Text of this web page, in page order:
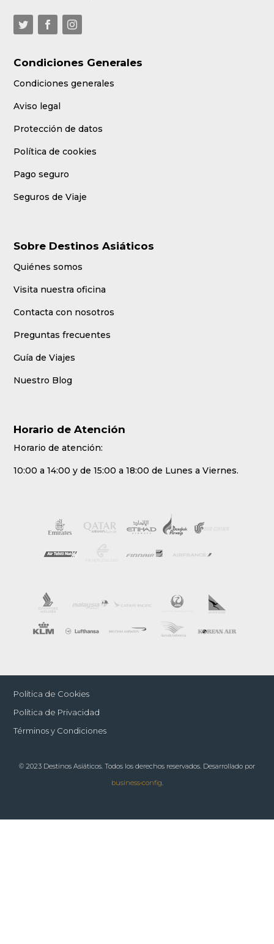
Condiciones Generales
Condiciones generales
Aviso legal
Protección de datos
Política de cookies
Pago seguro
Seguros de Viaje
Sobre Destinos Asiáticos
Quiénes somos
Visita nuestra oficina
Contacta con nosotros
Preguntas frecuentes
Guía de Viajes
Nuestro Blog
Horario de Atención
Horario de atención:
10:00 a 14:00 y de 15:00 a 18:00 de Lunes a Viernes.
Política de Cookies
Política de Privacidad
Términos y Condiciones
© 2023 Destinos Asiáticos. Todos los derechos reservados. Desarrollado por
business•config.